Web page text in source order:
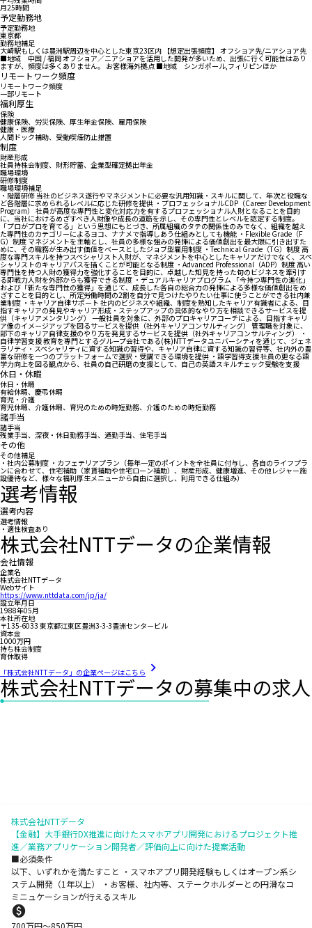
月25時間
予定勤務地
予定勤務地
東京都
勤務地補足
大崎駅もしくは豊洲駅周辺を中心とした東京23区内 【想定出張頻度】 オフショア先/ニアショア先
■地域 中国 / 福岡 オフショア／ニアショアを活用した開発が多いため、出張に行く可能性はあり
ますが、頻度は多くありません。 お客様海外拠点 ■地域 シンガポール,フィリピンほか
リモートワーク頻度
リモートワーク頻度
一部リモート
福利厚生
保険
健康保険、労災保険、厚生年金保険、雇用保険
健康・医療
人間ドック補助、受動喫煙防止措置
制度
財産形成
社員持株会制度、財形貯蓄、企業型確定拠出年金
職場環境
研修制度
職場環境補足
・階層研修 当社のビジネス遂行やマネジメントに必要な汎用知識・スキルに関して、年次と役職な
ど各階層に求められるレベルに応じた研修を提供 ・プロフェッショナルCDP（Career Development
Program） 社員が高度な専門性と変化対応力を有するプロフェッショナル人財となることを目的
に、当社におけるめざすべき人財像や成長の道筋を示し、その専門性とレベルを認定する制度。
「プロがプロを育てる」という思想にもとづき、所属組織のタテの関係性のみでなく、組織を越え
た専門性のカテゴリーによるヨコ、ナナメで指導しあう仕組みとしても機能 ・Flexible Grade（F
G）制度 マネジメントを主軸とし、社員の多様な強みの発揮による価値創出を最大限に引き出すた
めに、その職務が生み出す価値をベースとしたジョブ型雇用制度 ・Technical Grade（TG）制度 高
度な専門スキルを持つスペシャリスト人財が、マネジメントを中心としたキャリアだけでなく、スペ
シャリストのキャリアパスを描くことが可能となる制度 ・Advanced Professional（ADP）制度 高い
専門性を持つ人財の獲得力を強化することを目的に、卓越した知見を持った旬のビジネスを牽引す
る即戦力人財を外部からも獲得できる制度 ・デュアルキャリアプログラム 「今持つ専門性の進化」
および「新たな専門性の獲得」を通じて、成長した各自の総合力の発揮による多様な価値創出をめ
ざすことを目的とし、所定労働時間の2割を自分で見つけたやりたい仕事に使うことができる社内兼
業制度 ・キャリア自律サポート 社内のビジネスや組織、制度を熟知したキャリア有識者による、目
指すキャリアの発見やキャリア形成・ステップアップの具体的なやり方を相談できるサービスを提
供（キャリアメンタリング） 一般社員を対象に、外部のプロキャリアコーチによる、目指すキャリ
ア像のイメージアップを図るサービスを提供（社外キャリアコンサルティング） 管理職を対象に、
部下のキャリア自律支援のやり方を発見するサービスを提供（社外キャリアコンサルティング） ・
自律学習支援 教育を専門とするグループ会社である(株)NTTデータユニバーシティを通じて、ジェネ
ラリティ・スペシャリティに資する知識の習得や、キャリア自律に資する知識の習得等、社内外の豊
富な研修を一つのプラットフォームで選択・受講できる環境を提供 ・語学習得支援 社員の更なる語
学力向上を図る観点から、社員の自己研磨の支援として、自己の英語スキルチェック受験を支援
休日・休暇
休日・休暇
有給休暇、慶弔休暇
育児・介護
育児休暇、介護休暇、育児のための時短勤務、介護のための時短勤務
諸手当
諸手当
残業手当、深夜・休日勤務手当、通勤手当、住宅手当
その他
その他補足
・社内公募制度 ・カフェテリアプラン（毎年一定のポイントを全社員に付与し、各自のライフプラ
ンに合わせて、住宅補助（家賃補助や住宅ローン補助）、財産形成、健康増進、その他レジャー施
設優待など、様々な福利厚生メニューから自由に選択し、利用できる仕組み）
選考情報
選考内容
選考情報
・適性検査あり
株式会社NTTデータの企業情報
会社情報
企業名
株式会社NTTデータ
Webサイト
https://www.nttdata.com/jp/ja/
設立年月日
1988年05月
本社所在地
〒135-6033 東京都江東区豊洲3-3-3豊洲センタービル
資本金
1000万円
持ち株会制度
育休取得
「株式会社NTTデータ」の企業ページはこちら
株式会社NTTデータの募集中の求人
株式会社NTTデータ
【金融】大手銀行DX推進に向けたスマホアプリ開発におけるプロジェクト推
進／業務アプリケーション開発者／評価向上に向けた提案活動
■必須条件
以下、いずれかを満たすこと ・スマホアプリ開発経験もしくはオープン系シ
ステム開発（1年以上） ・お客様、社内等、ステークホルダーとの円滑なコ
ミニュケーションが行えるスキル
700万円〜850万円